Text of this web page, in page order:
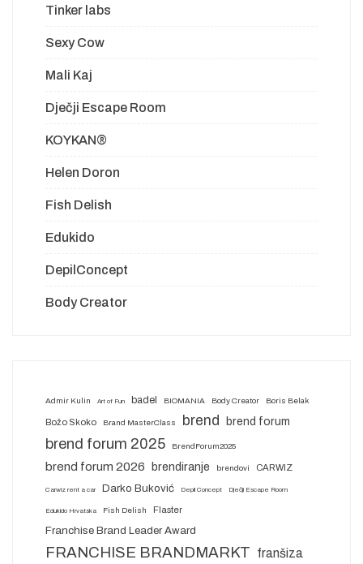
Tinker labs
Sexy Cow
Mali Kaj
Dječji Escape Room
KOYKAN®
Helen Doron
Fish Delish
Edukido
DepilConcept
Body Creator
Admir Kulin Art of Fun badel BIOMANIA Body Creator Boris Belak
Božo Skoko Brand MasterClass brend brend forum
brend forum 2025 BrendForum2025
brend forum 2026 brendiranje brendovi CARWIZ
Carwiz rent a car Darko Buković Depil Concept Dječji Escape Room
Edukido Hrvatska Fish Delish Flaster
Franchise Brand Leader Award
FRANCHISE BRANDMARKT franšiza